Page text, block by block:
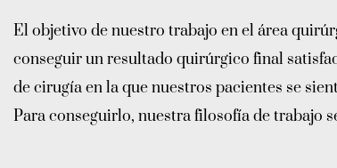
El objetivo de nuestro trabajo en el área
conseguir un resultado quirúrgico final
de cirugía en la que nuestros pacientes se
Para conseguirlo, nuestra filosofía de trabajo